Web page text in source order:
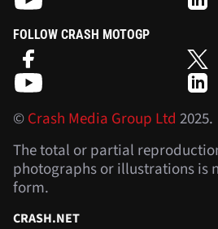
FOLLOW CRASH MOTOGP
©Crash Media Group Ltd 2025.
The total or partial
photographs or illustrations is
form.
CRASH.NET